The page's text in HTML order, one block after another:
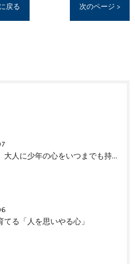
戻る 次のページ >
ラグビーは、大人に少年の心をいつまでも持ち続けさせる
てる「人を思いやる心」